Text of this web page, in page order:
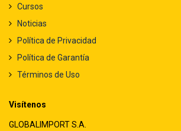
Cursos
Noticias
Política de Privacidad
Política de Garantía
Términos de Uso
Visítenos
GLOBALIMPORT S.A.